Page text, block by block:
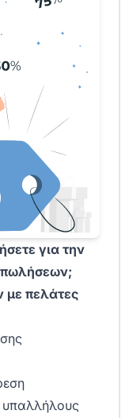
για την
πωλήσεων;
με πελάτες
υπαλλήλους